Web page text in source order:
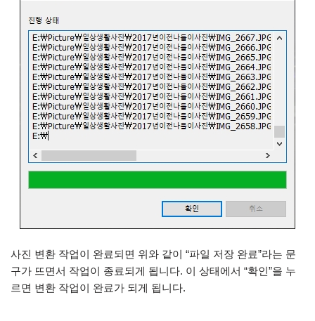
사진 변환 작업이 완료되면 위와 같이 “파일 저장 완료”라는 문
구가 뜨면서 작업이 종료되게 됩니다. 이 상태에서 “확인”을 누
르면 변환 작업이 완료가 되게 됩니다.